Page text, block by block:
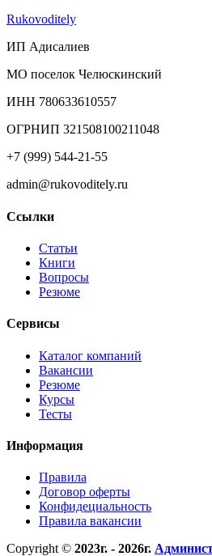
Rukovoditely
ИП Адисалиев
МО поселок Челюскинский
ИНН 780633610557
ОГРНИП 321508100211048
+7 (999) 544-21-55
admin@rukovoditely.ru
Ссылки
Статьи
Книги
Вопросы
Резюме
Сервисы
Каталог компаний
Вакансии
Резюме
Курсы
Тесты
Информация
Правила
Договор оферты
Конфидециальность
Правила вакансии
Copyright © 2023г. - 2026г.